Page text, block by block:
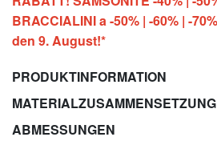
BRACCIALINI a -50% | -60% | -
den 9. August!*
PRODUKTINFORMATION
MATERIALZUSAMMENSETZUNG
ABMESSUNGEN